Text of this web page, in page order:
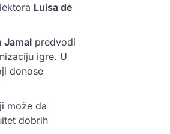
Luisa de
Jamal predvodi
igre. U
donose
može da
dobrih